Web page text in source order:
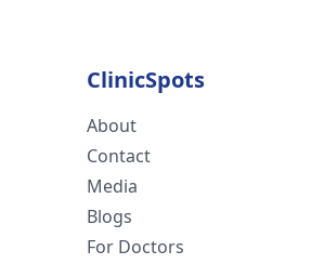
ClinicSpots
About
Contact
Media
Blogs
For Doctors